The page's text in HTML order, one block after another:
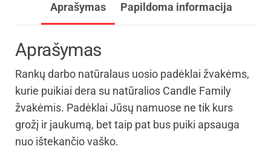
Aprašymas Papildoma informacija
Aprašymas
Rankų darbo natūralaus uosio padėklai žvakėms,
kurie puikiai dera su natūralios Candle Family
žvakėmis. Padėklai Jūsų namuose ne tik kurs
grožį ir jaukumą, bet taip pat bus puiki apsauga
nuo ištekančio vaško.